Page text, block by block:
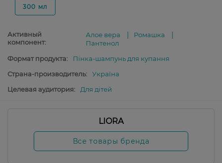
300 мл
Активный
компонент:
Алое вера
Ромашка
Пантенол
Формат продукта:
Пінка-шампунь для купання
Страна-производитель:
Україна
Целевая аудитория:
Для дітей
LIORA
Все товары бренда